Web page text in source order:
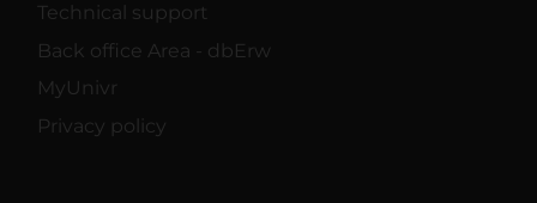
Technical support
Back office Area - dbErw
MyUnivr
Privacy policy